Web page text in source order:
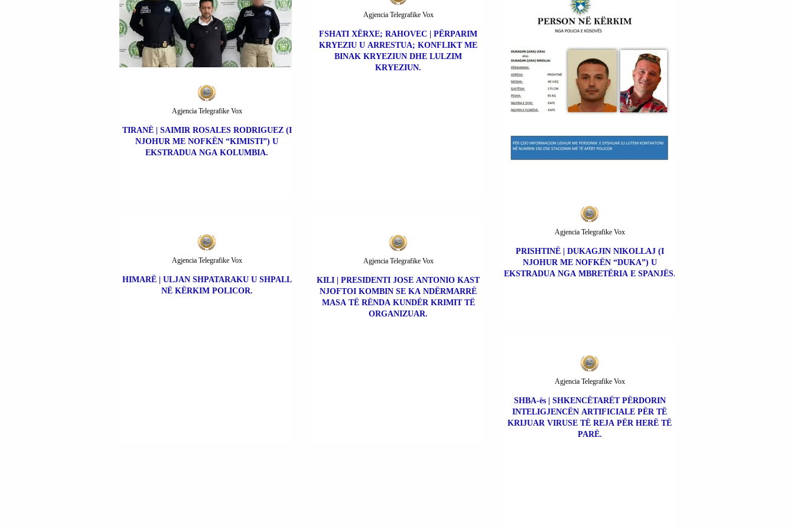
TIRANË | SAIMIR ROSALES RODRIGUEZ (I
NJOHUR ME NOFKËN “KIMISTI”) U
EKSTRADUA NGA KOLUMBIA.
Agjencia Telegrafike Vox
FSHATI XËRXE; RAHOVEC | PËRPARIM
KRYEZIU U ARRESTUA; KONFLIKT ME
BINAK KRYEZIUN DHE LULZIM
KRYEZIUN.
Agjencia Telegrafike Vox
PRISHTINË | DUKAGJIN NIKOLLAJ (I
NJOHUR ME NOFKËN “DUKA”) U
EKSTRADUA NGA MBRETËRIA E SPANJËS.
Agjencia Telegrafike Vox
HIMARË | ULJAN SHPATARAKU U SHPALL
NË KËRKIM POLICOR.
Agjencia Telegrafike Vox
KILI | PRESIDENTI JOSE ANTONIO KAST
NJOFTOI KOMBIN SE KA NDËRMARRË
MASA TË RËNDA KUNDËR KRIMIT TË
ORGANIZUAR.
Agjencia Telegrafike Vox
SHBA-ës | SHKENCËTARËT PËRDORIN
INTELIGJENCËN ARTIFICIALE PËR TË
KRIJUAR VIRUSE TË REJA PËR HERË TË
PARË.
Agjencia Telegrafike Vox